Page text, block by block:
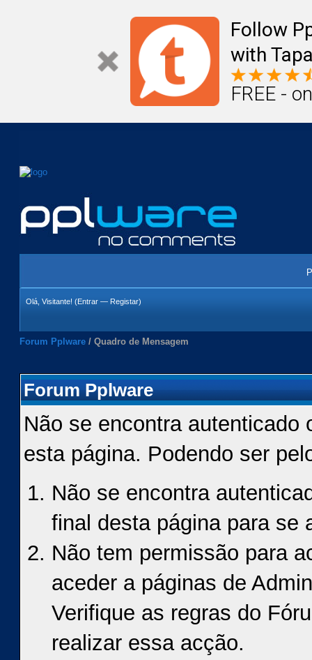
Follow
with
FREE -
Olá, Visitante! (Entrar — Registar)
Forum Pplware / Quadro de Mensagem
Forum Pplware
Não se encontra autenticado
esta página. Podendo ser
Não se encontra
final desta página para se
Não tem permissão para
aceder a páginas de
Verifique as regras do
realizar essa acção.